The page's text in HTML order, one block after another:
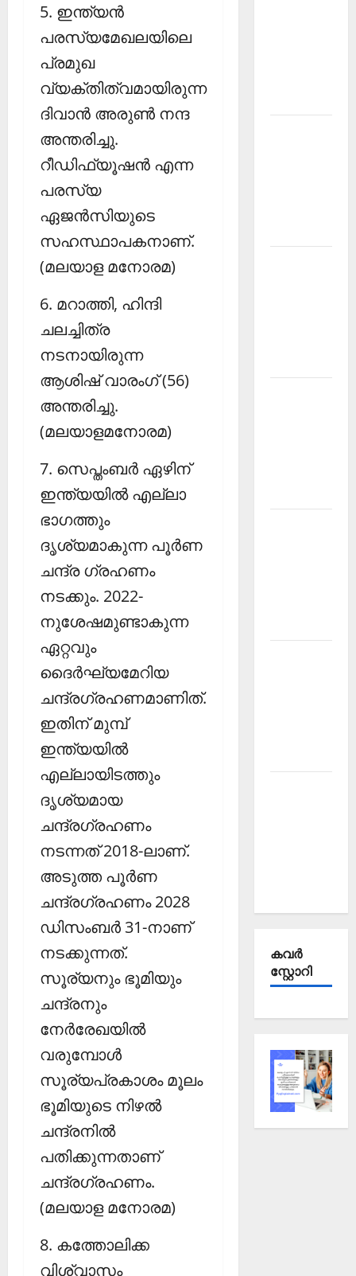
5. ഇന്ത്യന്‍
പരസ്യമേഖലയിലെ
പ്രമുഖ
വ്യക്തിത്വമായിരുന്ന
ദിവാന്‍ അരുണ്‍ നന്ദ
അന്തരിച്ചു.
റീഡിഫ്യൂഷന്‍ എന്ന
പരസ്യ
ഏജന്‍സിയുടെ
സഹസ്ഥാപകനാണ്.
(മലയാള മനോരമ)
6. മറാത്തി, ഹിന്ദി
ചലച്ചിത്ര
നടനായിരുന്ന
ആശിഷ് വാരംഗ് (56)
അന്തരിച്ചു.
(മലയാളമനോരമ)
7. സെപ്തംബര്‍ ഏഴിന്
ഇന്ത്യയില്‍ എല്ലാ
ഭാഗത്തും
ദൃശ്യമാകുന്ന പൂര്‍ണ
ചന്ദ്ര ഗ്രഹണം
നടക്കും. 2022-
നുശേഷമുണ്ടാകുന്ന
ഏറ്റവും
ദൈര്‍ഘ്യമേറിയ
ചന്ദ്രഗ്രഹണമാണിത്.
ഇതിന് മുമ്പ്
ഇന്ത്യയില്‍
എല്ലായിടത്തും
ദൃശ്യമായ
ചന്ദ്രഗ്രഹണം
നടന്നത് 2018-ലാണ്.
അടുത്ത പൂര്‍ണ
ചന്ദ്രഗ്രഹണം 2028
ഡിസംബര്‍ 31-നാണ്
നടക്കുന്നത്.
സൂര്യനും ഭൂമിയും
ചന്ദ്രനും
നേര്‍രേഖയില്‍
വരുമ്പോള്‍
സൂര്യപ്രകാശം മൂലം
ഭൂമിയുടെ നിഴല്‍
ചന്ദ്രനില്‍
പതിക്കുന്നതാണ്
ചന്ദ്രഗ്രഹണം.
(മലയാള മനോരമ)
8. കത്തോലിക്ക
വിശ്വാസം
കവര്‍
സ്റ്റോറി